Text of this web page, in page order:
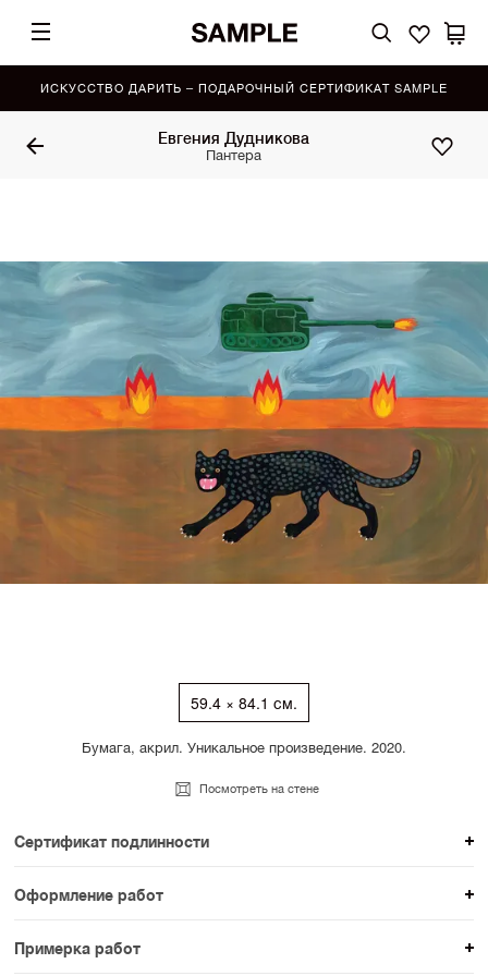
ИСКУССТВО ДАРИТЬ – ПОДАРОЧНЫЙ СЕРТИФИКАТ SAMPLE
Евгения Дудникова
Пантера
59.4 × 84.1 см.
Бумага, акрил. Уникальное произведение. 2020.
Посмотреть на стене
Сертификат подлинности
К каждому авторскому произведению мы
прикладываем сертификат подлинности. Для товаров
раздела SAMPLE СЕРИЯ сертификаты не
Оформление работ
При покупке произведения вы можете выбрать и
оплатить вариант оформления. На сайте доступен
Примерка работ